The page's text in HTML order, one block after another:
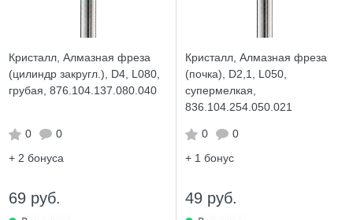
Кристалл, Алмазная фреза
(цилиндр закругл.), D4, L080,
грубая, 876.104.137.080.040
0
0
+ 2 бонуса
69 руб.
Кристалл, Алмазная фреза
(почка), D2,1, L050,
супермелкая,
836.104.254.050.021
0
0
+ 1 бонус
49 руб.